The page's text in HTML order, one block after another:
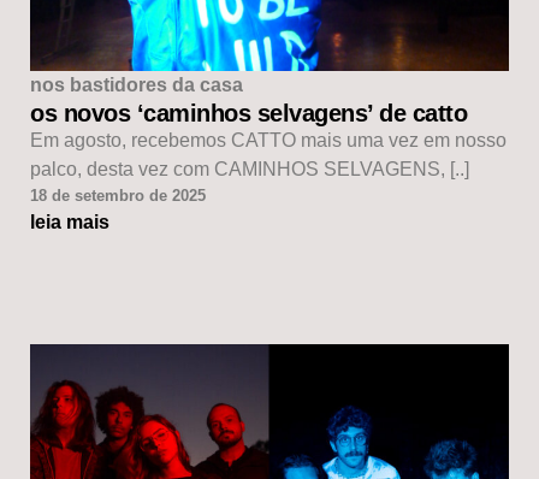
nos bastidores da casa
os novos ‘caminhos selvagens’ de catto
Em agosto, recebemos CATTO mais uma vez em nosso
palco, desta vez com CAMINHOS SELVAGENS, [..]
18 de setembro de 2025
leia mais